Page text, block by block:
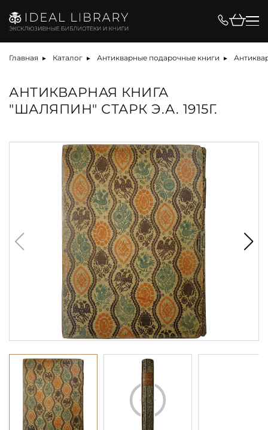
Главная Каталог Антикварные подарочные книги
АНТИКВАРНАЯ КНИГА
"ШАЛЯПИН" СТАРК Э.А. 1915Г.